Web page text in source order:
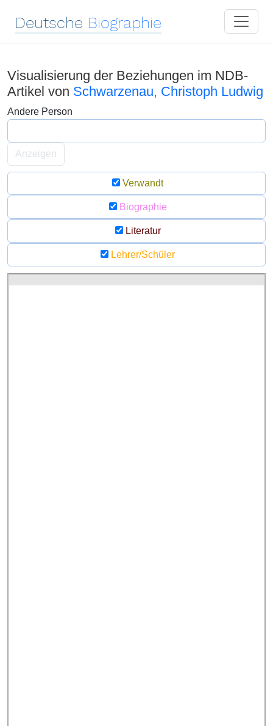
Deutsche Biographie
Visualisierung der Beziehungen im NDB-
Artikel von Schwarzenau, Christoph Ludwig
Andere Person
Anzeigen
Verwandt
Biographie
Literatur
Lehrer/Schüler